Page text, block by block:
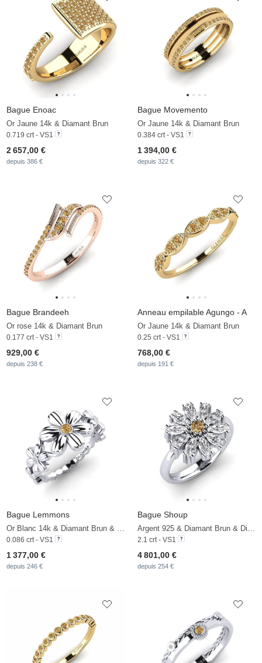
Bague Enoac
Or Jaune 14k & Diamant Brun
0.719 crt - VS1
2 657,00 €
depuis 386 €
Bague Movemento
Or Jaune 14k & Diamant Brun
0.384 crt - VS1
1 394,00 €
depuis 322 €
Bague Brandeeh
Or rose 14k & Diamant Brun
0.177 crt - VS1
929,00 €
depuis 238 €
Anneau empilable Agungo - A
Or Jaune 14k & Diamant Brun
0.25 crt - VS1
768,00 €
depuis 191 €
Bague Lemmons
0.086 crt - VS1
1 377,00 €
depuis 246 €
Bague Shoup
2.1 crt - VS1
4 801,00 €
depuis 254 €